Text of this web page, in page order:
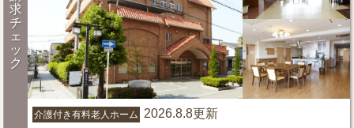
求
チ
ェ
ッ
ク
介護付き有料老人ホーム 2026.8.8更新